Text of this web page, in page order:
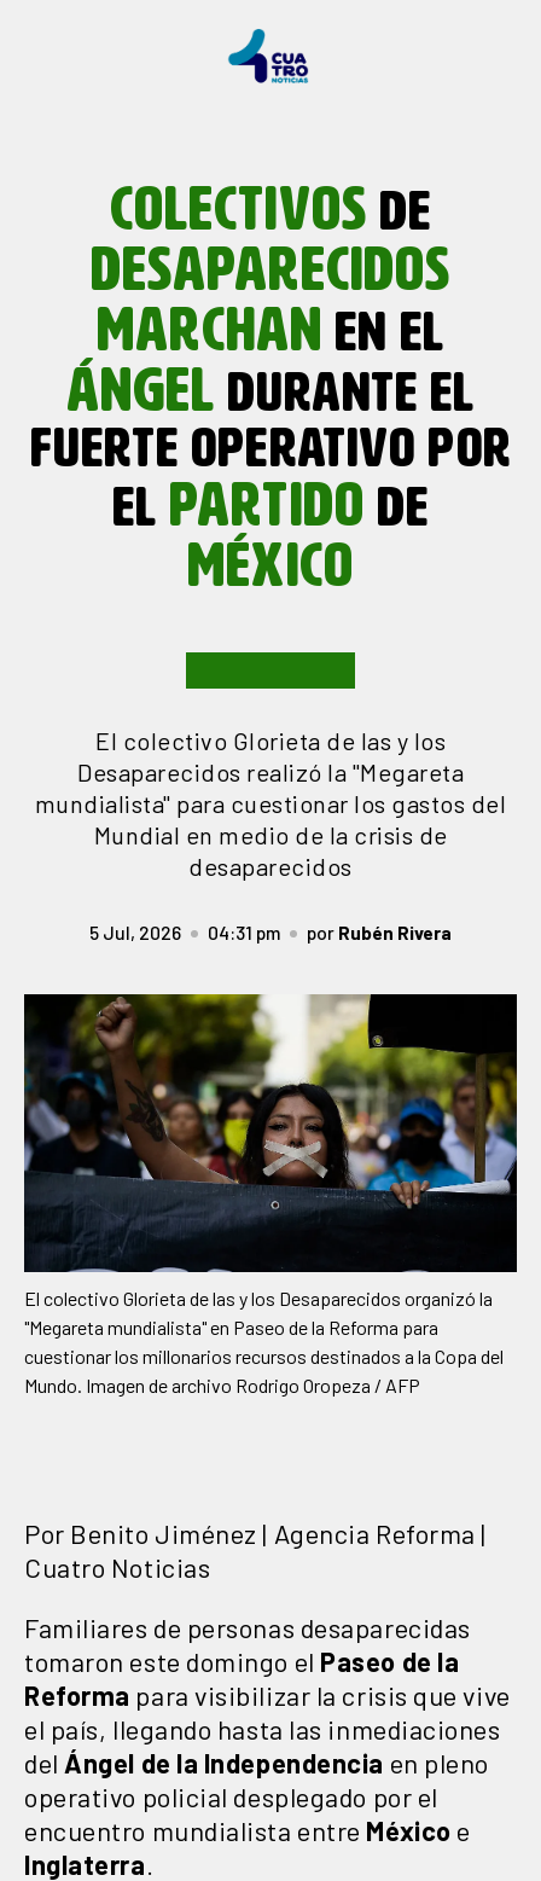
COLECTIVOS DE
DESAPARECIDOS
MARCHAN EN EL
ÁNGEL DURANTE EL
FUERTE OPERATIVO POR
EL PARTIDO DE
MÉXICO
El colectivo Glorieta de las y los
Desaparecidos realizó la "Megareta
mundialista" para cuestionar los gastos del
Mundial en medio de la crisis de
desaparecidos
5 Jul, 2026 04:31 pm por Rubén Rivera
El colectivo Glorieta de las y los Desaparecidos organizó la
"Megareta mundialista" en Paseo de la Reforma para
cuestionar los millonarios recursos destinados a la Copa del
Mundo. Imagen de archivo Rodrigo Oropeza / AFP
Por Benito Jiménez | Agencia Reforma |
Cuatro Noticias
Familiares de personas desaparecidas
tomaron este domingo el Paseo de la
Reforma para visibilizar la crisis que vive
el país, llegando hasta las inmediaciones
del Ángel de la Independencia en pleno
operativo policial desplegado por el
encuentro mundialista entre México e
Inglaterra